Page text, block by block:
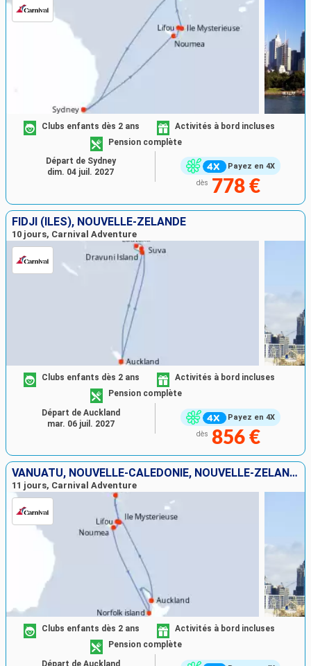
Payez en 4X
Clubs enfants dès 2 ans
Activités à bord incluses
Pension complète
dès 778 €
Départ de Sydney
dim. 04 juil. 2027
FIDJI (ÎLES), NOUVELLE-ZÉLANDE
10 jours, Carnival Adventure
Payez en 4X
Clubs enfants dès 2 ans
Activités à bord incluses
Pension complète
dès 856 €
Départ de Auckland
mar. 06 juil. 2027
VANUATU, NOUVELLE-CALÉDONIE, NOUVELLE-ZÉLANDE
11 jours, Carnival Adventure
Clubs enfants dès 2 ans
Activités à bord incluses
Pension complète
Départ de Auckland